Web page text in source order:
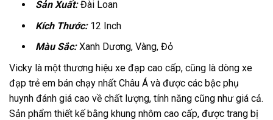
Sản Xuất:Đài Loan
Kích Thước:12 Inch
Màu Sắc:Xanh Dương, Vàng, Đỏ
Vicky là một thương hiệu xe đạp cao cấp, cũng là dòng xe
đạp trẻ em bán chạy nhất Châu Á và được các bậc phụ
huynh đánh giá cao về chất lượng, tính năng cũng như giá cả.
Sản phẩm thiết kế bằng khung nhôm cao cấp, được trang bị